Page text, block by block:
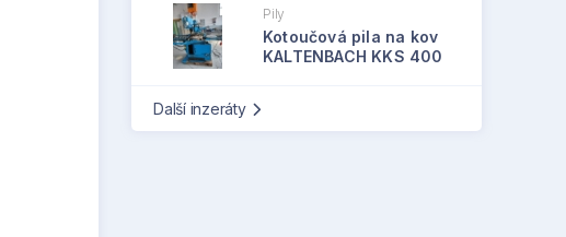
Pily
Kotoučová pila na kov
KALTENBACH KKS 400
Další inzeráty